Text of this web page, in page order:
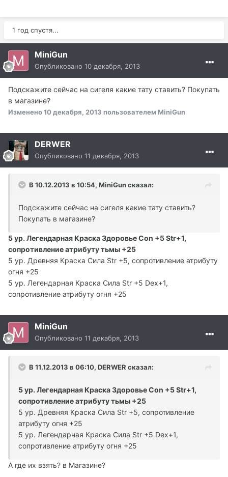
1 год спустя...
MiniGun
Опубликовано 10 декабря, 2013
Подскажите сейчас на сигеля какие тату ставить? Покупать
в магазине?
Изменено10 декабря, 2013 пользователем MiniGun
DERWER
Опубликовано 11 декабря, 2013
В 10.12.2013 в 10:54, MiniGun сказал:
Подскажите сейчас на сигеля какие тату ставить?
Покупать в магазине?
5 ур. Легендарная Краска Здоровье Con +5 Str+1,
сопротивление атрибуту тьмы +25
5 ур. Древняя Краска Сила Str +5, сопротивление атрибуту
огня +25
5 ур. Легендарная Краска Сила Str +5 Dex+1,
сопротивление атрибуту огня +25
MiniGun
Опубликовано 11 декабря, 2013
В 11.12.2013 в 06:10, DERWER сказал:
5 ур. Легендарная Краска Здоровье Con +5 Str+1,
сопротивление атрибуту тьмы +25
5 ур. Древняя Краска Сила Str +5, сопротивление
атрибуту огня +25
5 ур. Легендарная Краска Сила Str +5 Dex+1,
сопротивление атрибуту огня +25
А где их взять? в Магазине?